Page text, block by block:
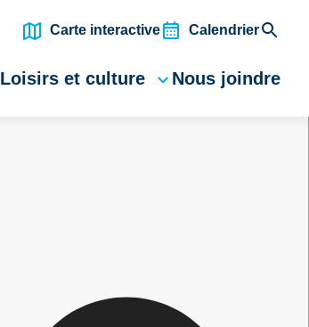
Carte interactive Calendrier
Loisirs et culture Nous joindre